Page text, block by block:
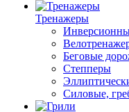
Тренажеры
Беговые
Степперы
Силовые,